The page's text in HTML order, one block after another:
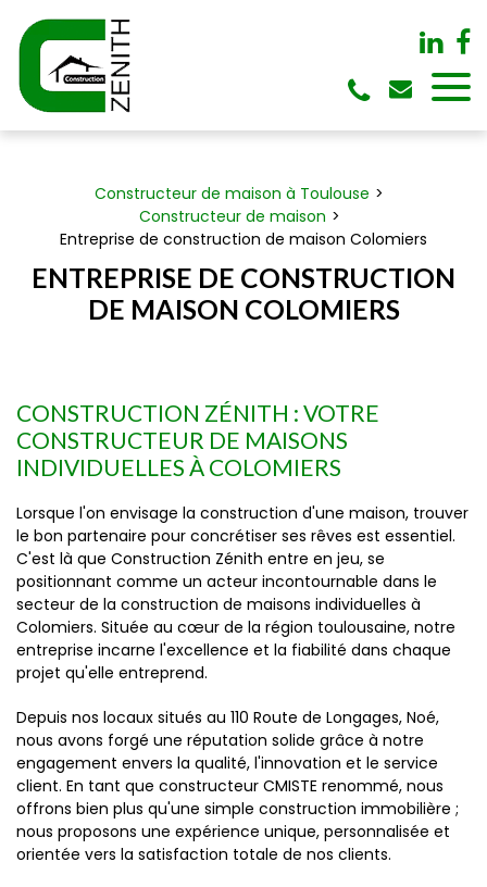
Constructeur de maison à Toulouse
Constructeur de maison
Entreprise de construction de maison Colomiers
ENTREPRISE DE CONSTRUCTION
DE MAISON COLOMIERS
CONSTRUCTION ZÉNITH : VOTRE
CONSTRUCTEUR DE MAISONS
INDIVIDUELLES À COLOMIERS
Lorsque l'on envisage la construction d'une maison, trouver
le bon partenaire pour concrétiser ses rêves est essentiel.
C'est là que Construction Zénith entre en jeu, se
positionnant comme un acteur incontournable dans le
secteur de la construction de maisons individuelles à
Colomiers. Située au cœur de la région toulousaine, notre
entreprise incarne l'excellence et la fiabilité dans chaque
projet qu'elle entreprend.
Depuis nos locaux situés au 110 Route de Longages, Noé,
nous avons forgé une réputation solide grâce à notre
engagement envers la qualité, l'innovation et le service
client. En tant que constructeur CMISTE renommé, nous
offrons bien plus qu'une simple construction immobilière ;
nous proposons une expérience unique, personnalisée et
orientée vers la satisfaction totale de nos clients.